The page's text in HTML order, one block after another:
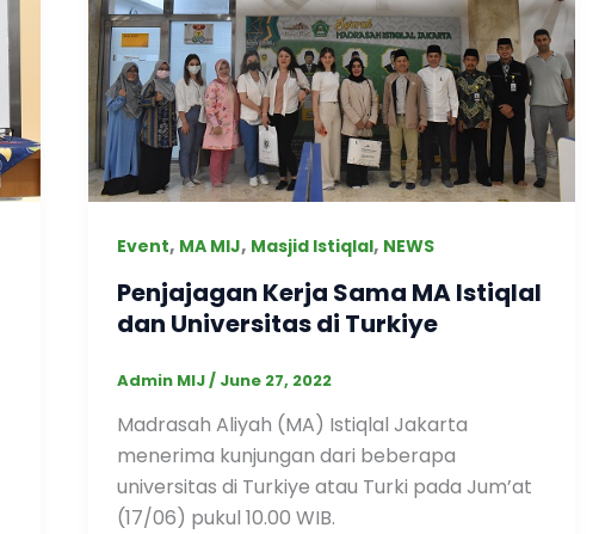
Event, MA MIJ, Masjid Istiqlal, NEWS
Penjajagan Kerja Sama MA Istiqlal
dan Universitas di Turkiye
Admin MIJ/ June 27, 2022
Madrasah Aliyah (MA) Istiqlal Jakarta
menerima kunjungan dari beberapa
universitas di Turkiye atau Turki pada Jum’at
(17/06) pukul 10.00 WIB.